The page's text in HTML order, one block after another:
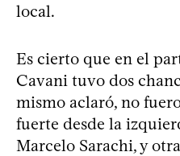
local.
Es cierto que en el
Cavani tuvo dos
mismo aclaró, no
fuerte desde la
Marcelo Sarachi, y